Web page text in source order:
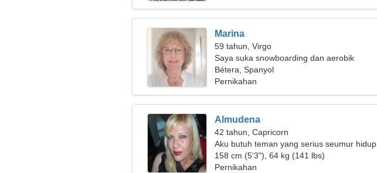
Marina
59 tahun, Virgo
Saya suka snowboarding dan aerobik
Bétera, Spanyol
Pernikahan
Almudena
42 tahun, Capricorn
Aku butuh teman yang serius seumur hidup
158 cm (5'3"), 64 kg (141 lbs)
Pernikahan